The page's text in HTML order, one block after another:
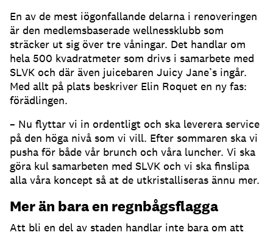
En av de mest iögonfallande delarna i renoveringen
är den medlemsbaserade wellnessklubb som
sträcker ut sig över tre våningar. Det handlar om
hela 500 kvadratmeter som drivs i samarbete med
SLVK och där även juicebaren Juicy Jane’s ingår.
Med allt på plats beskriver Elin Roquet en ny fas:
förädlingen.
– Nu flyttar vi in ordentligt och ska leverera service
på den höga nivå som vi vill. Efter sommaren ska vi
pusha för både vår brunch och våra luncher. Vi ska
göra kul samarbeten med SLVK och vi ska finslipa
alla våra koncept så at de utkristalliseras ännu mer.
Mer än bara en regnbågsflagga
Att bli en del av staden handlar inte bara om att